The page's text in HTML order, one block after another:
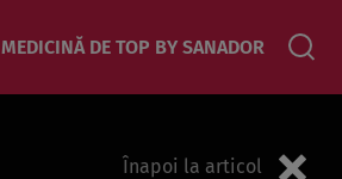
MEDICINĂ DE TOP BY SANADOR
Înapoi la articol